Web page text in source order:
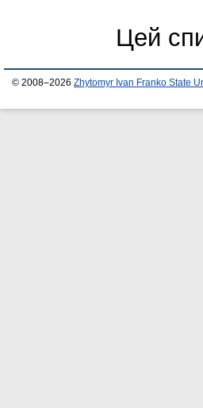
Цей
© 2008–2026 Zhytomyr Ivan Franko State